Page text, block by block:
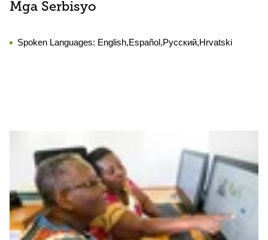
Mga Serbisyo
Spoken Languages: English,Español,Русский,Hrvatski